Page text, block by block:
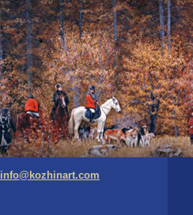
info@kozhinart.com